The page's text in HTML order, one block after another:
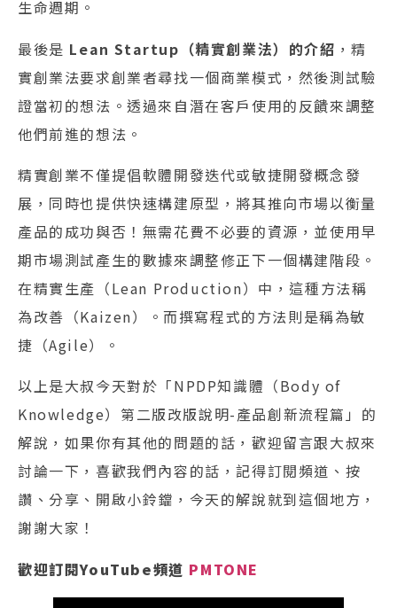
生命週期。
最後是 Lean Startup（精實創業法）的介紹 ，精
實創業法要求創業者尋找一個商業模式，然後測試驗
證當初的想法。透過來自潛在客戶使用的反饋來調整
他們前進的想法。
精實創業不僅提倡軟體開發迭代或敏捷開發概念發
展，同時也提供快速構建原型，將其推向市場以衡量
產品的成功與否！無需花費不必要的資源，並使用早
期市場測試產生的數據來調整修正下一個構建階段。
在精實生產（Lean Production）中，這種方法稱
為改善（Kaizen）。而撰寫程式的方法則是稱為敏
捷（Agile）。
以上是大叔今天對於「NPDP知識體（Body of
Knowledge）第二版改版說明-產品創新流程篇」的
解說，如果你有其他的問題的話，歡迎留言跟大叔來
討論一下，喜歡我們內容的話，記得訂閱頻道、按
讚、分享、開啟小鈴鐺，今天的解說就到這個地方，
謝謝大家！
歡迎訂閱YouTube頻道 PMTONE